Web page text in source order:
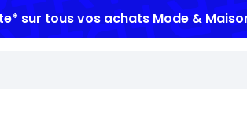
sur tous vos achats Mode &